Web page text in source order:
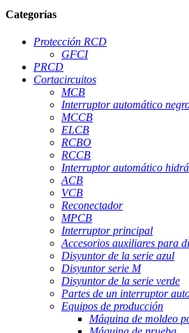
Categorías
Protección RCD
GFCI
PRCD
Cortacircuitos
MCB
Interruptor automático
MCCB
ELCB
RCBO
RCCB
Interruptor automático
ACB
VCB
Reconectador
MPCB
Interruptor principal
Accesorios auxiliares para
Disyuntor de la serie azul
Disyuntor serie M
Disyuntor de la serie verde
Partes de un interruptor
Equipos de producción
Máquina de moldeo